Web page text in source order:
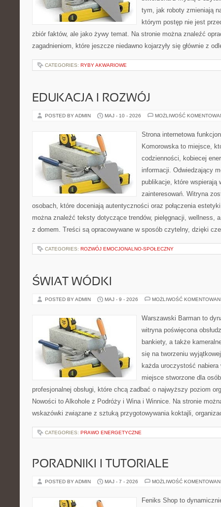
tym, jak roboty zmieniają
którym postęp nie jest
zbiór faktów, ale jako żywy temat. Na stronie można znaleźć
zagadnieniom, które jeszcze niedawno kojarzyły się głównie z
CATEGORIES: RYBY AKWARIOWE
EDUKACJA I ROZWÓJ
POSTED BY ADMIN MAJ - 10 - 2026 MOŻLIWOŚĆ
Strona internetowa
Komorowska to miejsce,
codzienności, kobiecej
informacji. Odwiedzający
publikacje, które wspierają
zainteresowań. Witryna
osobach, które doceniają autentyczności oraz połączenia
można znaleźć teksty dotyczące trendów, pielęgnacji, wellness,
z domem. Treści są opracowywane w sposób czytelny, dzięki
CATEGORIES: ROZWÓJ EMOCJONALNO-SPOŁECZNY
ŚWIAT WÓDKI
POSTED BY ADMIN MAJ - 9 - 2026 MOŻLIWOŚĆ
Warszawski Barman to
witryna poświęcona
bankiety, a także
się na tworzeniu
każda uroczystość
miejsce stworzone dla
profesjonalnej obsługi, które chcą zadbać o najwyższy poziom
Nowości to Alkohole z Podróży i Wina i Winnice. Na stronie
wskazówki związane z sztuką przygotowywania koktajli,
CATEGORIES: PRAWO ENERGETYCZNE
PORADNIKI I TUTORIALE
POSTED BY ADMIN MAJ - 7 - 2026 MOŻLIWOŚĆ
Feniks Shop to